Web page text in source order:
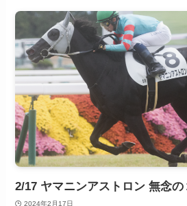
2/17 ヤマニンアストロン 無念の
2024年2月17日